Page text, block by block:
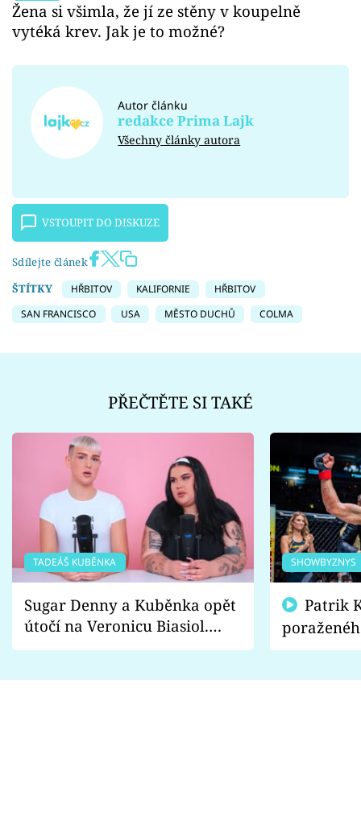
Žena si všimla, že jí ze stěny v koupelně
vytéká krev. Jak je to možné?
Autor článku
redakce Prima Lajk
Všechny články autora
VSTOUPIT DO DISKUZE
Sdílejte článek
ŠTÍTKY
HŘBITOV KALIFORNIE
HŘBITOV
SAN FRANCISCO
USA MĚSTO DUCHŮ COLMA
PŘEČTĚTE SI TAKÉ
TADEÁŠ KUBĚNKA
Sugar Denny a Kuběnka opět
útočí na Veronicu Biasiol.
Proč je podle nich falešná a
SHOWBYZNYS
fanoušci